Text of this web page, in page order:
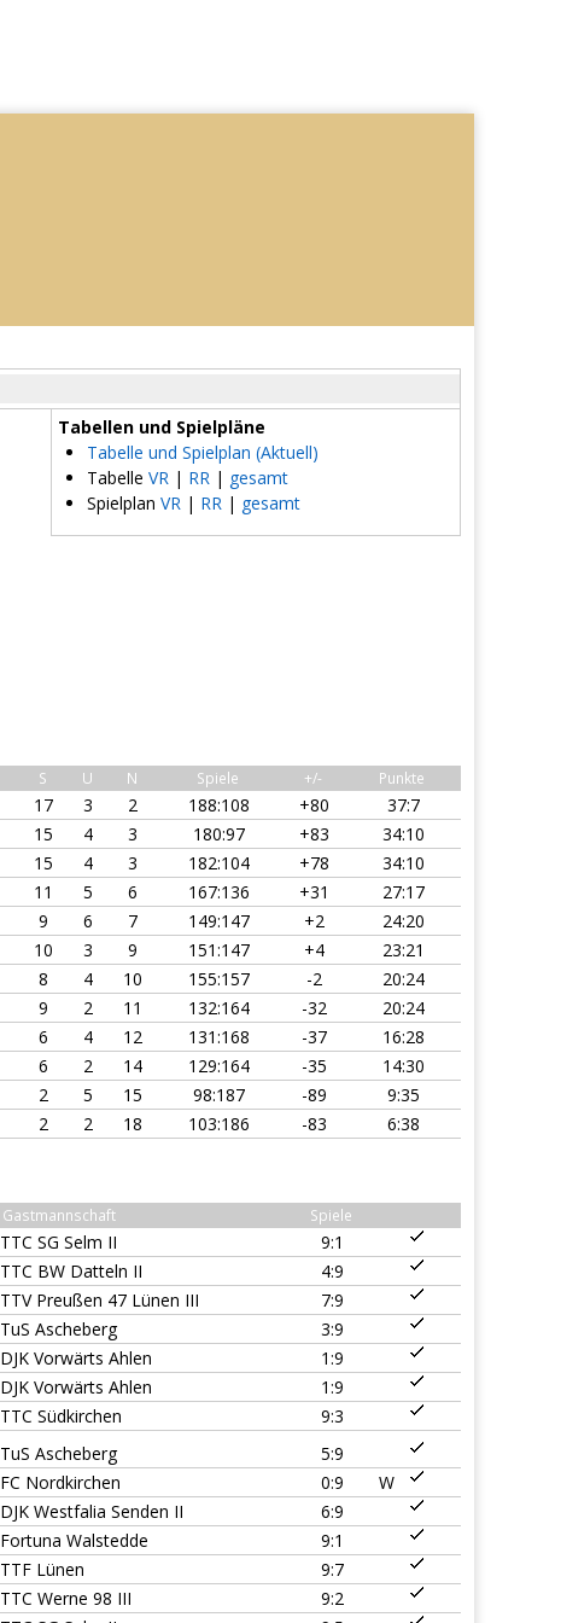
Tabellen und Spielpläne
Tabelle und Spielplan (Aktuell)
Tabelle VR | RR | gesamt
Spielplan VR | RR | gesamt
S U N Spiele +/- Punkte
17 3 2 188:108 +80
37:7
15 4 3 180:97 +83
34:10
15 4 3 182:104 +78
34:10
11 5 6 167:136 +31
27:17
9 6 7 149:147 +2
24:20
10 3 9 151:147 +4
23:21
8 4 10 155:157 -2
20:24
9 2 11 132:164 -32
20:24
6 4 12 131:168 -37
16:28
6 2 14 129:164 -35
14:30
2 5 15 98:187 -89
9:35
2 2 18 103:186 -83 6:38
Gastmannschaft Spiele
TTC SG Selm II
9:1
TTC BW Datteln II
4:9
TTV Preußen 47 Lünen III
7:9
TuS Ascheberg
3:9
DJK Vorwärts Ahlen
1:9
DJK Vorwärts Ahlen
1:9
TTC Südkirchen
9:3
TuS Ascheberg
5:9
FC Nordkirchen 0:9
W
DJK Westfalia Senden II
6:9
Fortuna Walstedde
9:1
TTF Lünen
9:7
TTC Werne 98 III
9:2